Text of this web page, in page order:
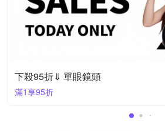
下殺95折⇓ 單眼鏡頭
滿1享95折